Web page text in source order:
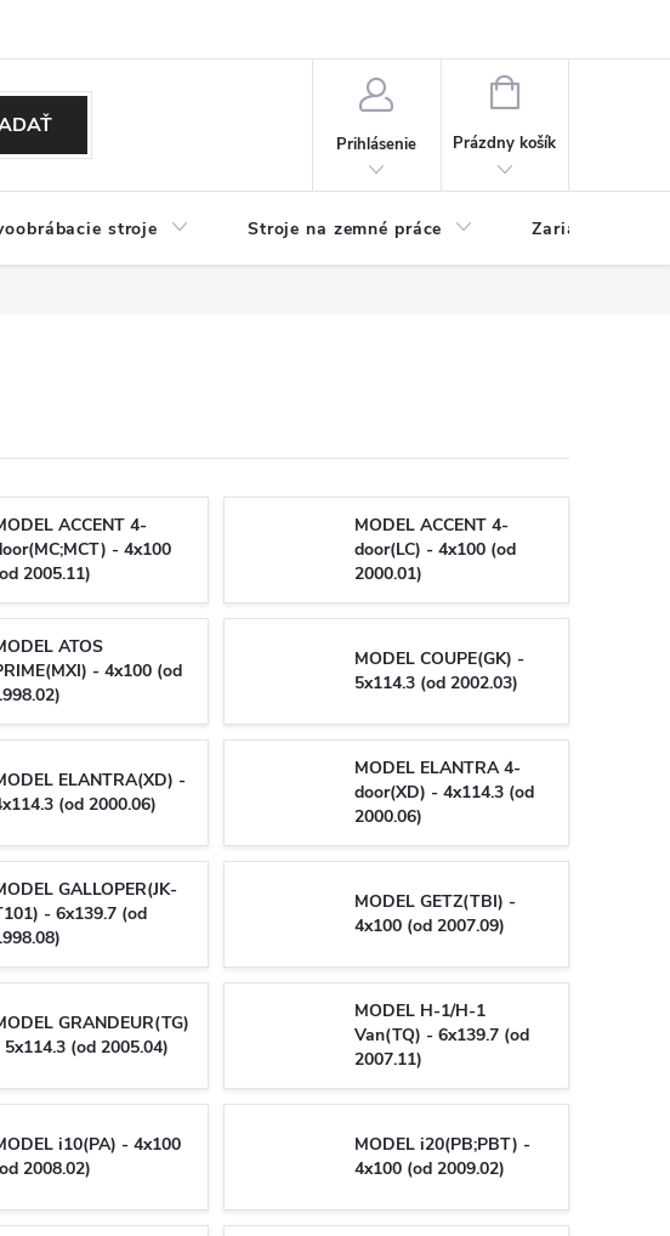
Prihlásenie
NÁKUPNÝ
Prázdny košík
stroje Stroje na zemné práce Zariadenia na
ACCENT 4-
- 4x100
2005.11)
MODEL ACCENT 4-
door(LC) - 4x100 (od
2000.01)
ATOS
- 4x100 (od
MODEL COUPE(GK) -
5x114.3 (od 2002.03)
ELANTRA(XD) -
(od 2000.06)
MODEL ELANTRA 4-
door(XD) - 4x114.3 (od
2000.06)
GALLOPER(JK-
- 6x139.7 (od
MODEL GETZ(TBI) -
4x100 (od 2007.09)
GRANDEUR(TG)
5x114.3 (od 2005.04)
MODEL H-1/H-1
Van(TQ) - 6x139.7 (od
2007.11)
i10(PA) - 4x100
2008.02)
MODEL i20(PB;PBT) -
4x100 (od 2009.02)